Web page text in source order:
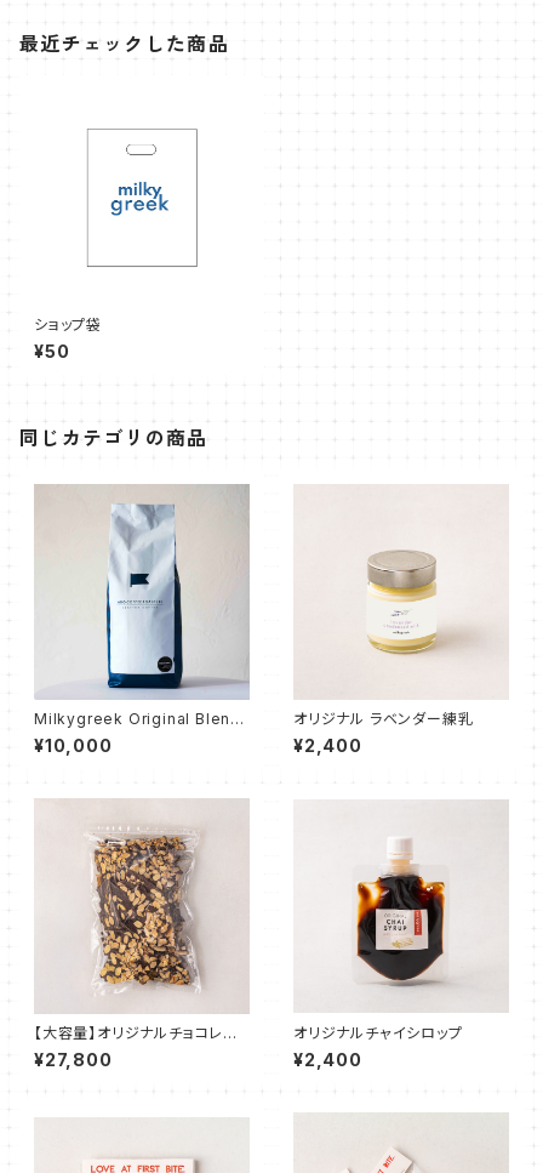
最近チェックした商品
ショップ袋
¥50
同じカテゴリの商品
Milkygreek Original Blend
Coffee コーヒー豆1kg
¥10,000
オリジナル ラベンダー練乳
¥2,400
【大容量】オリジナルチョコレー
ト MILKY CHOCOLATE "SAL
T & ALMOND" 1kg
¥27,800
オリジナルチャイシロップ
¥2,400